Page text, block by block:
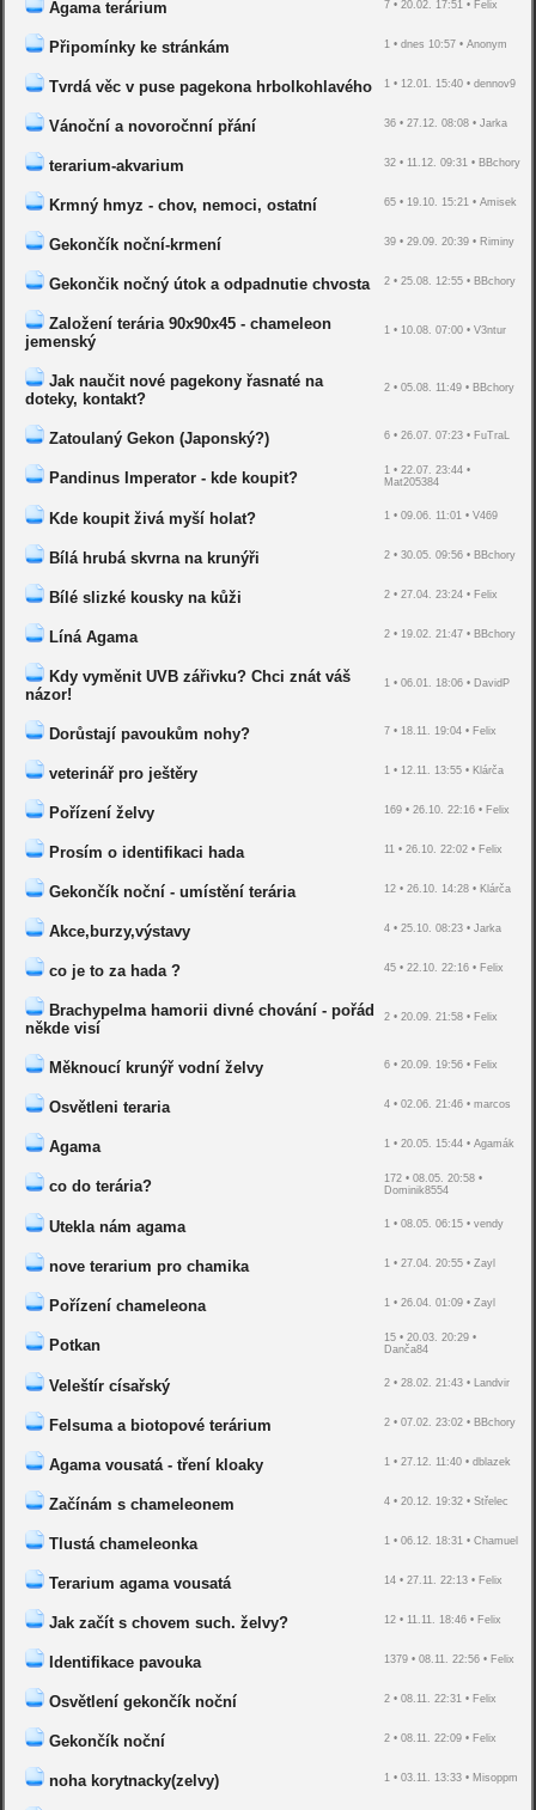
Agama terárium 7 • 20.02. 17:51 • Felix
Připomínky ke stránkám 1 • dnes 10:57 • Anonym
Tvrdá věc v puse pagekona hrbolkohlavého 1 • 12.01. 15:40 • dennov9
Vánoční a novoročnní přání 36 • 27.12. 08:08 • Jarka
terarium-akvarium 32 • 11.12. 09:31 • BBchory
Krmný hmyz - chov, nemoci, ostatní 65 • 19.10. 15:21 • Amisek
Gekončík noční-krmení 39 • 29.09. 20:39 • Riminy
Gekončik nočný útok a odpadnutie chvosta 2 • 25.08. 12:55 • BBchory
Založení terária 90x90x45 - chameleon
jemenský
1 • 10.08. 07:00 • V3ntur
Jak naučit nové pagekony řasnaté na
doteky, kontakt?
2 • 05.08. 11:49 • BBchory
Zatoulaný Gekon (Japonský?) 6 • 26.07. 07:23 • FuTraL
Pandinus Imperator - kde koupit?
1 • 22.07. 23:44 •
Mat205384
Kde koupit živá myší holat? 1 • 09.06. 11:01 • V469
Bílá hrubá skvrna na krunýři 2 • 30.05. 09:56 • BBchory
Bílé slizké kousky na kůži 2 • 27.04. 23:24 • Felix
Líná Agama 2 • 19.02. 21:47 • BBchory
Kdy vyměnit UVB zářivku? Chci znát váš
názor!
1 • 06.01. 18:06 • DavidP
Dorůstají pavoukům nohy? 7 • 18.11. 19:04 • Felix
veterinář pro ještěry 1 • 12.11. 13:55 • Klárča
Pořízení želvy 169 • 26.10. 22:16 • Felix
Prosím o identifikaci hada 11 • 26.10. 22:02 • Felix
Gekončík noční - umístění terária 12 • 26.10. 14:28 • Klárča
Akce,burzy,výstavy 4 • 25.10. 08:23 • Jarka
co je to za hada ? 45 • 22.10. 22:16 • Felix
Brachypelma hamorii divné chování - pořád
někde visí
2 • 20.09. 21:58 • Felix
Měknoucí krunýř vodní želvy 6 • 20.09. 19:56 • Felix
Osvětleni teraria 4 • 02.06. 21:46 • marcos
Agama 1 • 20.05. 15:44 • Agamák
co do terária?
172 • 08.05. 20:58 •
Dominik8554
Utekla nám agama 1 • 08.05. 06:15 • vendy
nove terarium pro chamika 1 • 27.04. 20:55 • Zayl
Pořízení chameleona 1 • 26.04. 01:09 • Zayl
Potkan
15 • 20.03. 20:29 •
Danča84
Veleštír císařský 2 • 28.02. 21:43 • Landvir
Felsuma a biotopové terárium 2 • 07.02. 23:02 • BBchory
Agama vousatá - tření kloaky 1 • 27.12. 11:40 • dblazek
Začínám s chameleonem 4 • 20.12. 19:32 • Střelec
Tlustá chameleonka 1 • 06.12. 18:31 • Chamuel
Terarium agama vousatá 14 • 27.11. 22:13 • Felix
Jak začít s chovem such. želvy? 12 • 11.11. 18:46 • Felix
Identifikace pavouka 1379 • 08.11. 22:56 • Felix
Osvětlení gekončík noční 2 • 08.11. 22:31 • Felix
Gekončík noční 2 • 08.11. 22:09 • Felix
noha korytnacky(zelvy) 1 • 03.11. 13:33 • Misoppm